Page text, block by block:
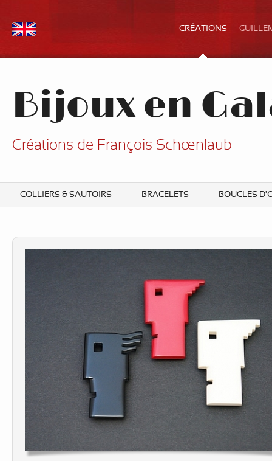
CRÉATIONS
Bijoux en
Créations de François Schœnlaub
COLLIERS & SAUTOIRS BRACELETS BOUCLES